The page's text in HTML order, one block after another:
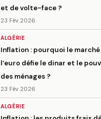
et de volte-face ?
23 Fév 2026
ALGÉRIE
Inflation : pourquoi le
l’euro défie le dinar et le
des ménages ?
23 Fév 2026
ALGÉRIE